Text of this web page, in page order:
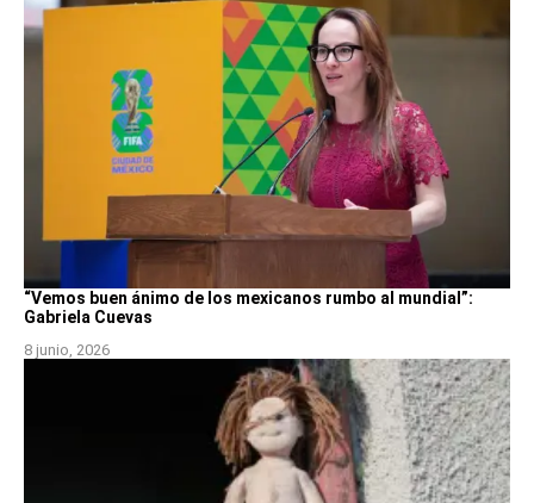
“Vemos buen ánimo de los mexicanos rumbo al mundial”:
Gabriela Cuevas
8 junio, 2026